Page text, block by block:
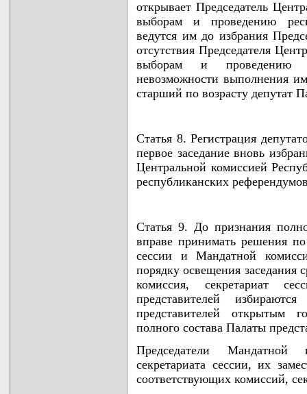
открывает Председатель
выборам и проведению
ведутся им до избрания
отсутствия Председателя
выборам и проведению
невозможности выполнения
старший по возрасту депутат
Статья 8. Регистрация
первое заседание вновь
Центральной комиссией
республиканских
Статья 9. До признания
вправе принимать решения по
сессии и Мандатной
порядку освещения заседания
комиссия, секретариат
представителей
представителей открытым
полного состава Палаты
Председатели
секретариата сессии, их
соответствующих комиссий,